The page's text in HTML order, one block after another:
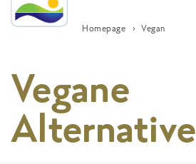
Homepage Vegan
Vegane